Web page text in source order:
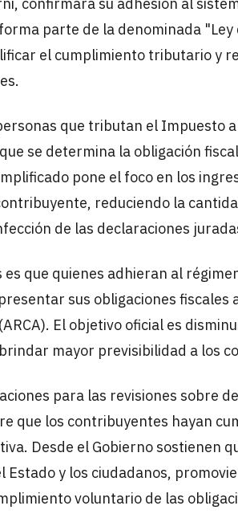
confirmara su adhesión al
parte de la denominada
el cumplimiento tributario y
que tributan el Impuesto
se determina la obligación
pone el foco en los
reduciendo la
de las declaraciones
que quienes adhieran al
sus obligaciones fiscales
El objetivo oficial es
mayor previsibilidad a los
para las revisiones sobre
que los contribuyentes hayan
Desde el Gobierno sostienen
y los ciudadanos,
voluntario de las